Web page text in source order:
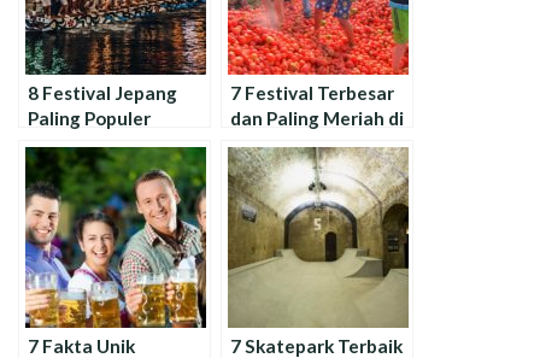
8 Festival Jepang
Paling Populer
Sepanjang Tahun
7 Festival Terbesar
dan Paling Meriah di
Dunia
7 Fakta Unik
7 Skatepark Terbaik